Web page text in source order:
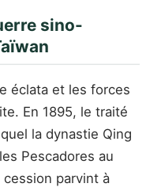
sino-
éclata et les forces
En 1895, le traité
la dynastie Qing
Pescadores au
parvint à